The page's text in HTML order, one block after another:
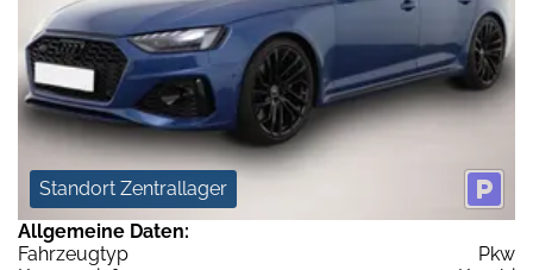
Standort Zentrallager
Allgemeine Daten:
Fahrzeugtyp
Pkw